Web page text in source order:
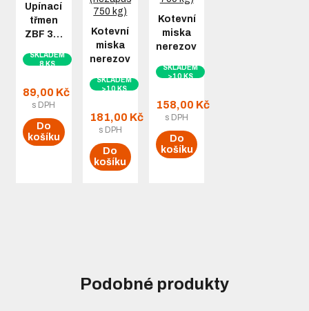
Upínací
třmen
ZBF 3…
SKLADEM
8 KS
89,00 Kč
s DPH
Do
košíku
Kotevní
miska
nerezová…
SKLADEM
>10 KS
181,00 Kč
s DPH
Do
košíku
Kotevní
miska
nerezová…
SKLADEM
>10 KS
158,00 Kč
s DPH
Do
košíku
Podobné produkty